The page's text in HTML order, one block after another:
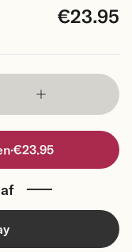
€23.95
·€23.95